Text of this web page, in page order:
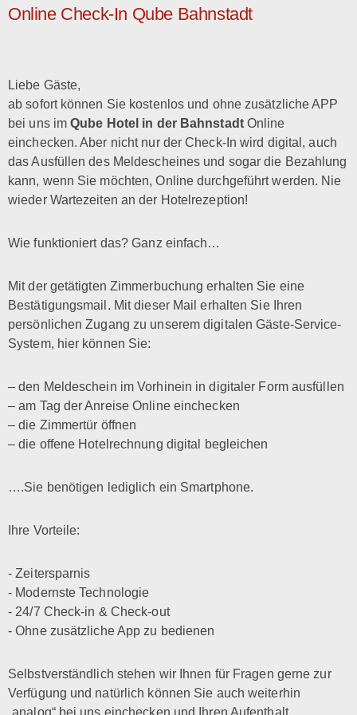
Online Check-In Qube Bahnstadt
Liebe Gäste,
ab sofort können Sie kostenlos und ohne zusätzliche APP
bei uns imQube Hotel in der Bahnstadt Online
einchecken. Aber nicht nur der Check-In wird digital, auch
das Ausfüllen des Meldescheines und sogar die Bezahlung
kann, wenn Sie möchten, Online durchgeführt werden. Nie
wieder Wartezeiten an der Hotelrezeption!
Wie funktioniert das? Ganz einfach…
Mit der getätigten Zimmerbuchung erhalten Sie eine
Bestätigungsmail. Mit dieser Mail erhalten Sie Ihren
persönlichen Zugang zu unserem digitalen Gäste-Service-
System, hier können Sie:
– den Meldeschein im Vorhinein in digitaler Form ausfüllen
– am Tag der Anreise Online einchecken
– die Zimmertür öffnen
– die offene Hotelrechnung digital begleichen
….Sie benötigen lediglich ein Smartphone.
Ihre Vorteile:
- Zeitersparnis
- Modernste Technologie
- 24/7 Check-in & Check-out
- Ohne zusätzliche App zu bedienen
Selbstverständlich stehen wir Ihnen für Fragen gerne zur
Verfügung und natürlich können Sie auch weiterhin
„analog“ bei uns einchecken und Ihren Aufenthalt